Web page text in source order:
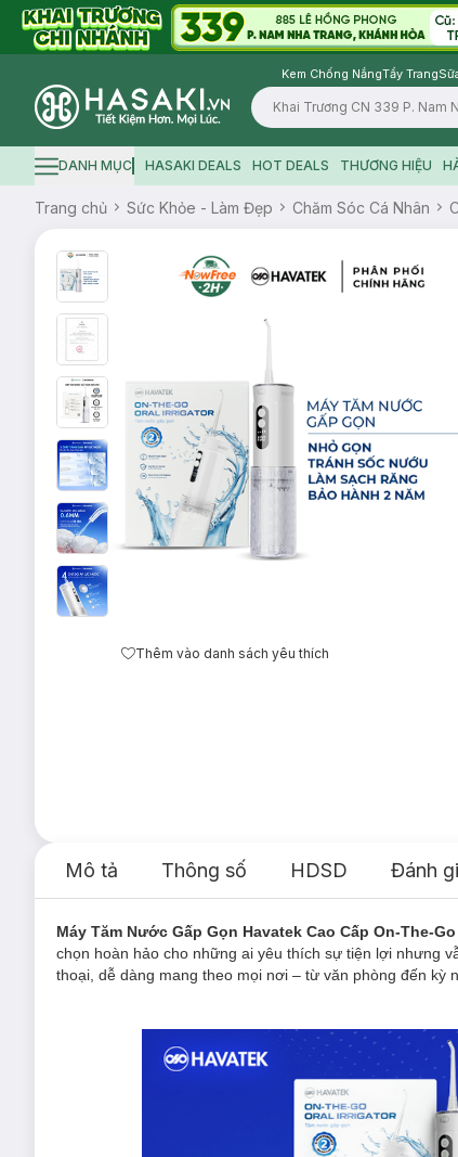
Kem Chống NắngTẩy Trang
Logo
Hamburger icon
DANH MỤC HASAKI DEALS HOT DEALS THƯƠNG HIỆU
Trang chủ Sức Khỏe - Làm Đẹp Chăm Sóc Cá Nhân
Thêm vào danh sách yêu thích
Mô tả Thông số HDSD Đánh
Máy Tăm Nước Gấp Gọn Havatek Cao Cấp On-The-
chọn hoàn hảo cho những ai yêu thích sự tiện lợi nhưng
thoại, dễ dàng mang theo mọi nơi – từ văn phòng đến kỳ